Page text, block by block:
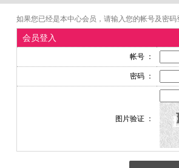
如果您已经是本中心会员，请输入您的帐号及密
会员登入
帐号 ：
密码 ：
图片验证 ：